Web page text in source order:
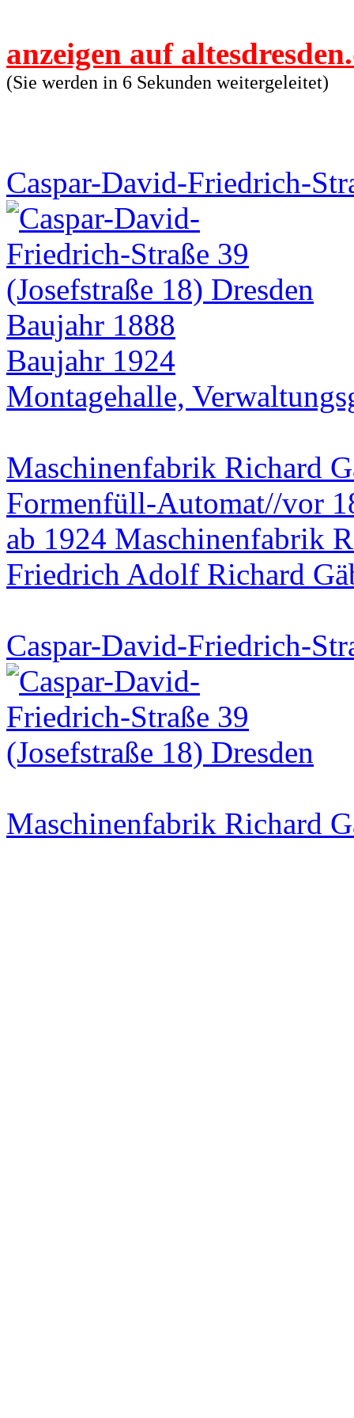
anzeigen auf
(Sie werden in 6 Sekunden weitergeleitet)
Caspar-David-Friedrich-
Baujahr 1888
Baujahr 1924
Montagehalle,
Maschinenfabrik Richard
Formenfüll-Automat//vor
ab 1924 Maschinenfabrik
Friedrich Adolf Richard
Caspar-David-Friedrich-
Maschinenfabrik Richard